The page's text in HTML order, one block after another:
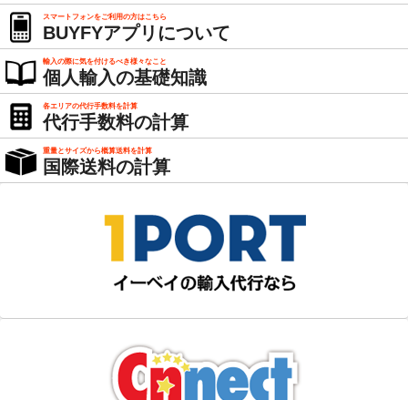
スマートフォンをご利用の方はこちら
BUYFYアプリについて
輸入の際に気を付けるべき様々なこと
個人輸入の基礎知識
各エリアの代行手数料を計算
代行手数料の計算
重量とサイズから概算送料を計算
国際送料の計算